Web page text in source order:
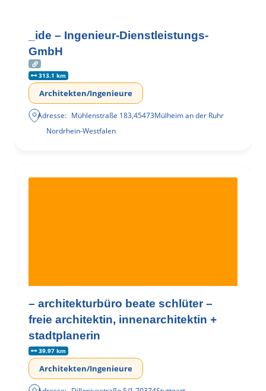
_ide – Ingenieur-Dienstleistungs-
GmbH
313.1 km
Architekten/Ingenieure
Adresse: Mühlenstraße 183,45473Mülheim an der Ruhr
Nordrhein-Westfalen
– architekturbüro beate schlüter –
freie architektin, innenarchitektin +
stadtplanerin
39.97 km
Architekten/Ingenieure